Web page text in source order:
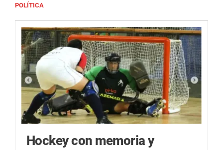
POLÍTICA
Hockey con memoria y